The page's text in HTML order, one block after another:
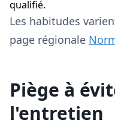
qualifié.
Les habitudes
page régionale
Piège à
l'entretien